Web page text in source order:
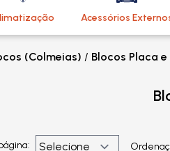
Acessórios
(Colmeias) / Blocos Placa e